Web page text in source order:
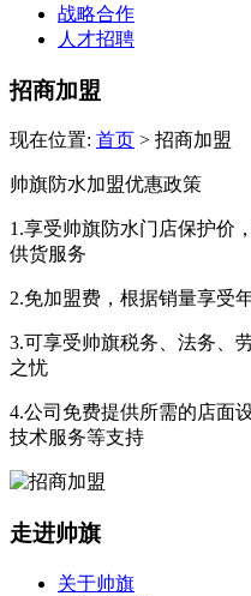
战略合作
人才招聘
招商加盟
现在位置: 首页 > 招商加盟
帅旗防水加盟优惠政策
1.享受帅旗防水门店保护价
供货服务
2.免加盟费，根据销量享受
3.可享受帅旗税务、法务、
之忧
4.公司免费提供所需的店面
技术服务等支持
走进帅旗
关于帅旗